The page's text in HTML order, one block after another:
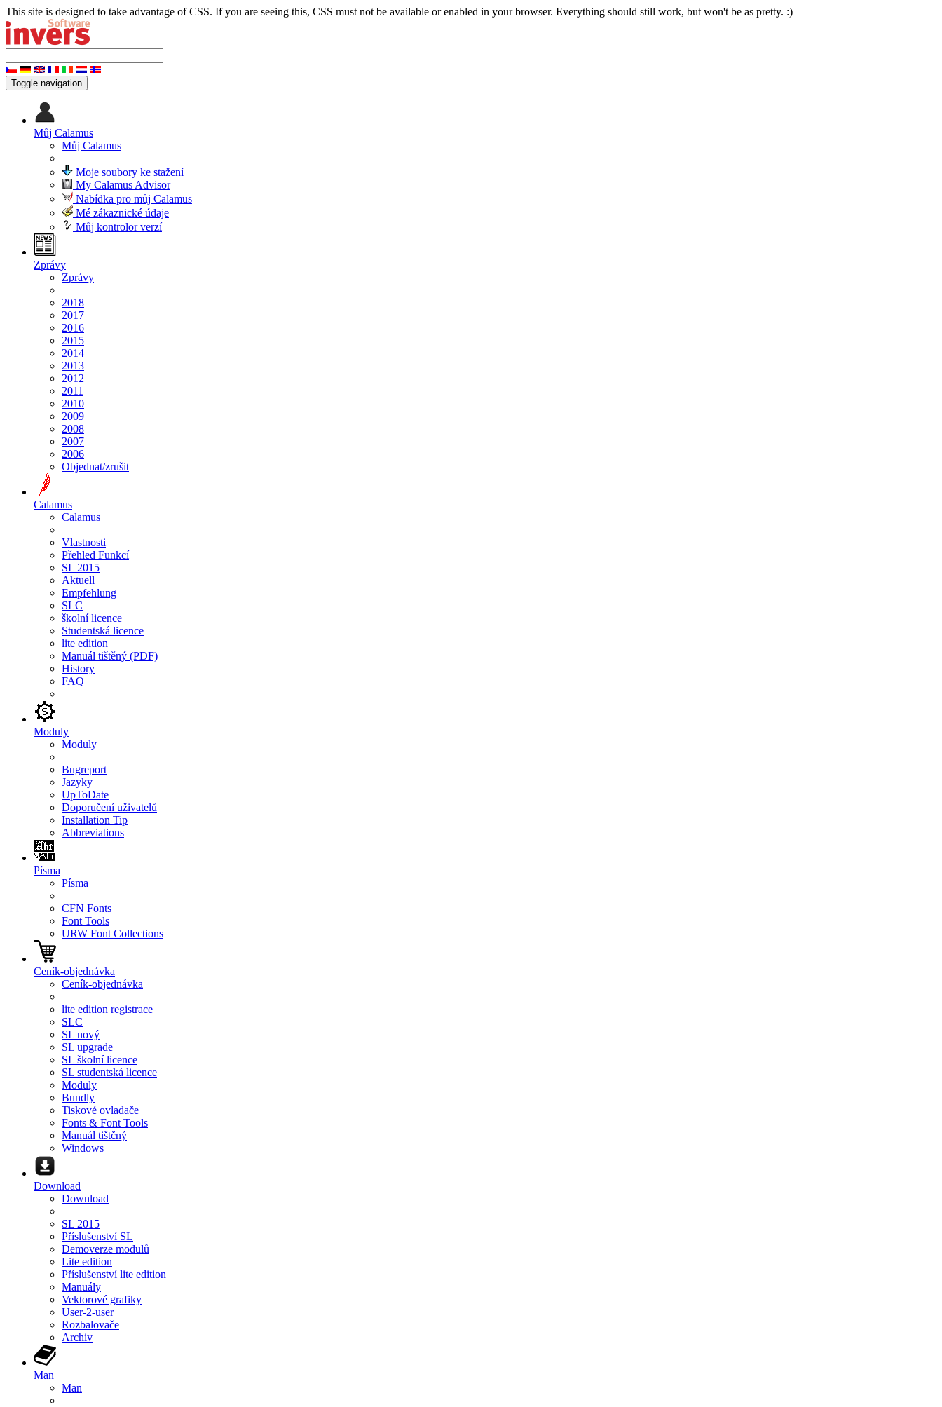
This site is designed to take advantage of CSS. If you are seeing this, CSS must not be available or enabled in your browser. Everything should still work, but won't be as pretty. :)
Toggle navigation
Můj Calamus
Můj Calamus
Moje soubory ke stažení
My Calamus Advisor
Nabídka pro můj Calamus
Mé zákaznické údaje
Můj kontrolor verzí
Zprávy
Zprávy
2018
2017
2016
2015
2014
2013
2012
2011
2010
2009
2008
2007
2006
Objednat/zrušit
Calamus
Calamus
Vlastnosti
Přehled Funkcí
SL 2015
Aktuell
Empfehlung
SLC
školní licence
Studentská licence
lite edition
Manuál tištěný (PDF)
History
FAQ
Moduly
Moduly
Bugreport
Jazyky
UpToDate
Doporučení uživatelů
Installation Tip
Abbreviations
Písma
Písma
CFN Fonts
Font Tools
URW Font Collections
Ceník-objednávka
Ceník-objednávka
lite edition registrace
SLC
SL nový
SL upgrade
SL školní licence
SL studentská licence
Moduly
Bundly
Tiskové ovladače
Fonts & Font Tools
Manuál tištčný
Windows
Download
Download
SL 2015
Příslušenství SL
Demoverze modulů
Lite edition
Příslušenství lite edition
Manuály
Vektorové grafiky
User-2-user
Rozbalovače
Archiv
Man
Man